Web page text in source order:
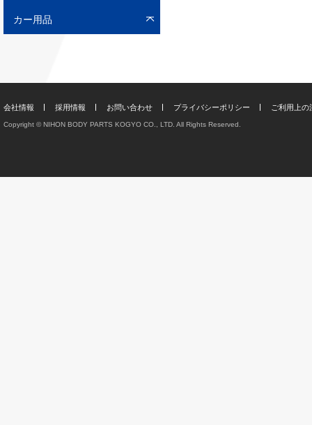
カー用品
会社情報 採用情報 お問い合わせ プライバシーポリシー ご利用上の
Copyright © NIHON BODY PARTS KOGYO CO., LTD. All Rights Reserved.